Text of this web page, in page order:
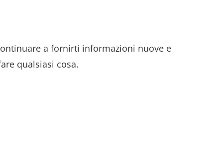
a fornirti informazioni nuove e
qualsiasi cosa.